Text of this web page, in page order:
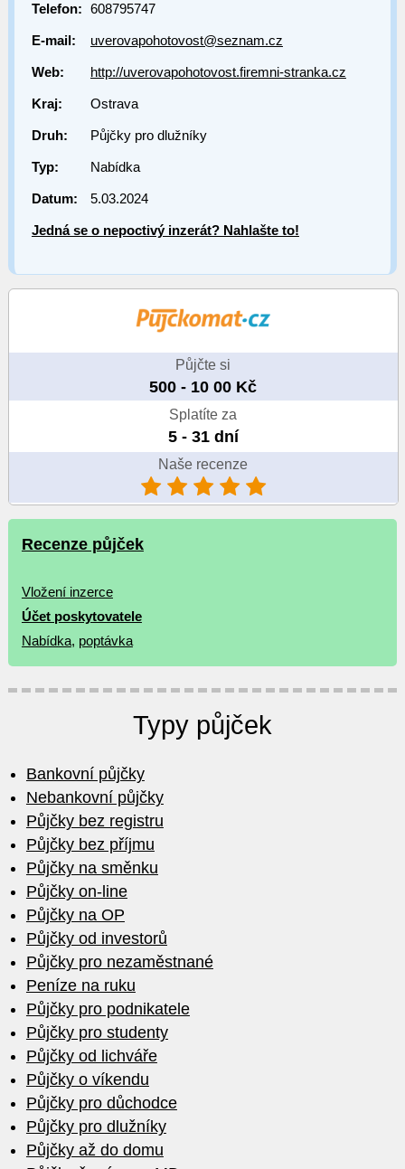
Telefon: 608795747
E-mail: uverovapohotovost@seznam.cz
Web: http://uverovapohotovost.firemni-stranka.cz
Kraj: Ostrava
Druh: Půjčky pro dlužníky
Typ: Nabídka
Datum: 5.03.2024
Jedná se o nepoctivý inzerát? Nahlašte to!
Půjčte si
500 - 10 00 Kč
Splatíte za
5 - 31 dní
Naše recenze
Recenze půjček
Vložení inzerce
Účet poskytovatele
Nabídka, poptávka
Typy půjček
Bankovní půjčky
Nebankovní půjčky
Půjčky bez registru
Půjčky bez příjmu
Půjčky na směnku
Půjčky on-line
Půjčky na OP
Půjčky od investorů
Půjčky pro nezaměstnané
Peníze na ruku
Půjčky pro podnikatele
Půjčky pro studenty
Půjčky od lichváře
Půjčky o víkendu
Půjčky pro důchodce
Půjčky pro dlužníky
Půjčky až do domu